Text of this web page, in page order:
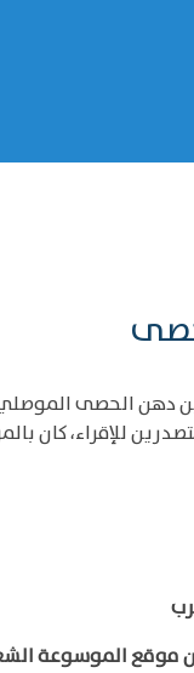
دهن الحصى
للإقراء، كان
موقع الموسوعة